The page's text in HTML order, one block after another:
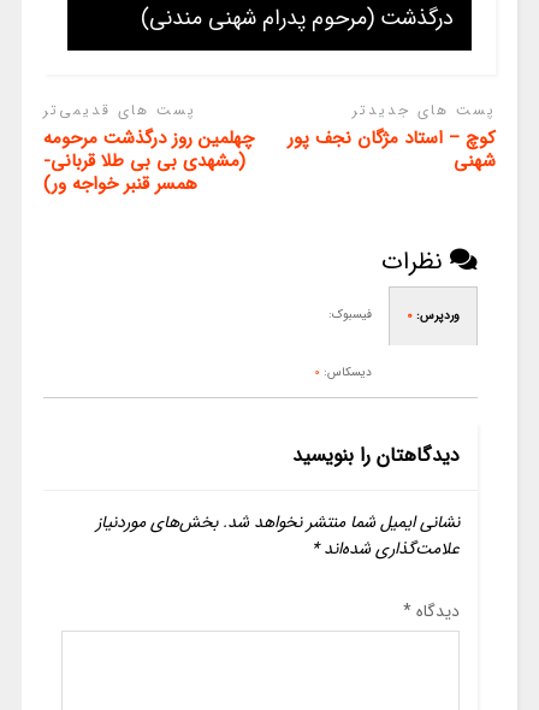
درگذشت (مرحوم پدرام شهنی مندنی)
پست های جدیدتر
کوچ – استاد مژگان نجف پور
شهنی
پست های قدیمی‌تر
چهلمین روز درگذشت مرحومه
(مشهدی بی بی طلا قربانی-
همسر قنبر خواجه ور)
نظرات
وردپرس: 0 فیسبوک:
دیسکاس: 0
دیدگاهتان را بنویسید
نشانی ایمیل شما منتشر نخواهد شد. بخش‌های موردنیاز
علامت‌گذاری شده‌اند*
دیدگاه*